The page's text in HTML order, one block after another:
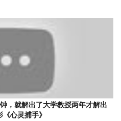
，就解出了大学教授两年才解出
心灵捕手》